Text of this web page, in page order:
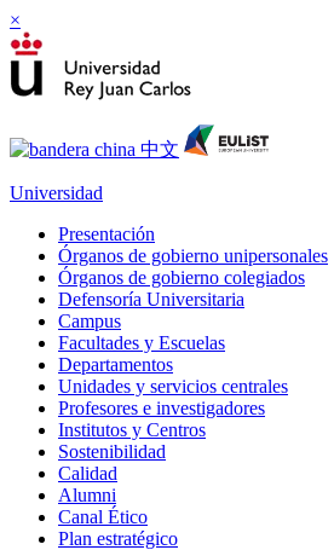
×
Universidad
Presentación
Órganos de gobierno unipersonales
Órganos de gobierno colegiados
Defensoría Universitaria
Campus
Facultades y Escuelas
Departamentos
Unidades y servicios centrales
Profesores e investigadores
Institutos y Centros
Sostenibilidad
Calidad
Alumni
Canal Ético
Plan estratégico